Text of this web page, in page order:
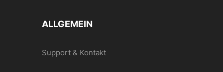
ALLGEMEIN
Support & Kontakt